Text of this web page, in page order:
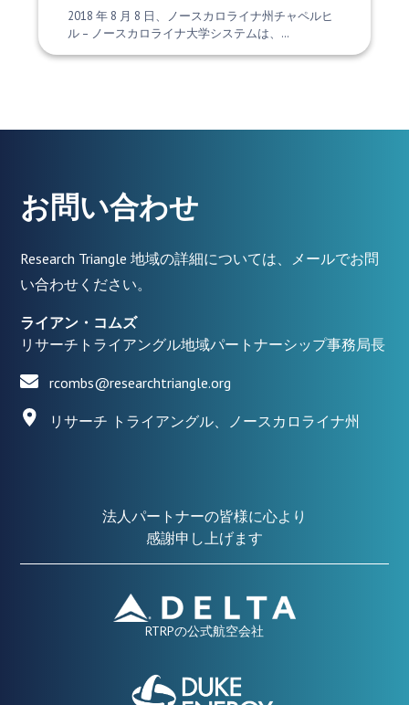
2018 年 8 月 8 日、ノースカロライナ州チャペルヒ
ル – ノースカロライナ大学システムは、…
お問い合わせ
Research Triangle 地域の詳細については、メールでお問
い合わせください。
ライアン・コムズ
リサーチトライアングル地域パートナーシップ事務局長
rcombs@researchtriangle.org
リサーチ トライアングル、ノースカロライナ州
法人パートナーの皆様に心より
感謝申し上げます
RTRPの公式航空会社